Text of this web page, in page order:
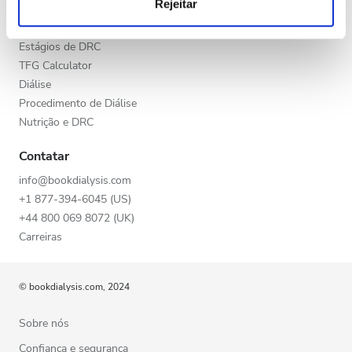
análise, que as podem combinar com outras informações
que lhes forneceu ou recolhidas por estes a partir da sua
utilização dos respetivos serviços.
Rejeitar
Noite
Avaliação
Boas
Muito Boas
Excelentes
Doença Renal Crónica (DRC)
Doenças Renais Crônicas (DRC)
Estágios de DRC
TFG Calculator
Diálise
Procedimento de Diálise
Nutrição e DRC
Contatar
info@bookdialysis.com
+1 877-394-6045 (US)
+44 800 069 8072 (UK)
Carreiras
© bookdialysis.com, 2024
Sobre nós
Confiança e segurança